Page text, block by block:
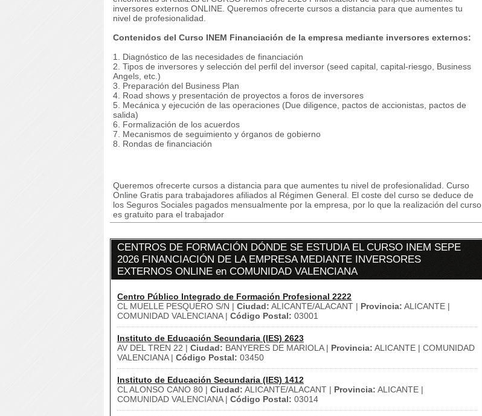
inversores externos ONLINE. Queremos ofrecerte cursos a distancia para que aumentes tu
nivel de profesionalidad.
Contenidos del Curso INEM Financiación de la empresa mediante inversores externos:
1. Diagnóstico de las necesidades de financiación
2. Tipos de inversores y selección del perfil del inversor (seed capital, capital-riesgo, Business
Angels, etc.)
3. Preparación del Business Plan
4. Road shows y presentación de proyectos a foros de inversores
5. Mecánica y ejecución de las operaciones (Due diligence, pactos de accionistas, pactos de
salida)
6. Formalización de los acuerdos
7. Mecanismos de seguimiento y órganos de gobierno
8. Rondas de financiación
Queremos ofrecerte cursos a distancia para que aumentes tu nivel de profesionalidad. Curso
Online Gratis para trabajadores afiliados al Régimen General. El coste del curso se deduce de
los Seguros Sociales pagados mensualmente por la empresa, por lo que la realización del curso
es gratuito para el trabajador
CENTROS DE FORMACIÓN DÓNDE SE ESTUDIA EL CURSO INEM SEPE
2026 FINANCIACIÓN DE LA EMPRESA MEDIANTE INVERSORES
EXTERNOS ONLINE en COMUNIDAD VALENCIANA
Centro Público Integrado de Formación Profesional 2222
CL MUELLE PESQUERO S/N | Ciudad: ALICANTE/ALACANT | Provincia: ALICANTE |
COMUNIDAD VALENCIANA | Código Postal: 03001
Instituto de Educación Secundaria (IES) 2623
AV DEL TREN 22 | Ciudad: BANYERES DE MARIOLA | Provincia: ALICANTE | COMUNIDAD
VALENCIANA | Código Postal: 03450
Instituto de Educación Secundaria (IES) 1412
CL ALONSO CANO 80 | Ciudad: ALICANTE/ALACANT | Provincia: ALICANTE |
COMUNIDAD VALENCIANA | Código Postal: 03014